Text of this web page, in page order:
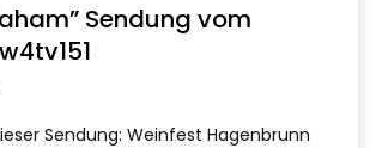
Sendung vom
Sendung: Weinfest Hagenbrunn